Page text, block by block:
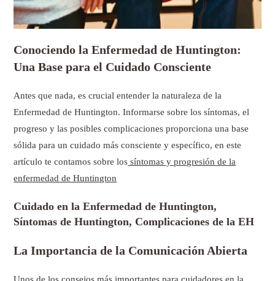
Conociendo la Enfermedad de Huntington:
Una Base para el Cuidado Consciente
Antes que nada, es crucial entender la naturaleza de la
Enfermedad de Huntington. Informarse sobre los síntomas, el
progreso y las posibles complicaciones proporciona una base
sólida para un cuidado más consciente y específico, en este
artículo te contamos sobre los síntomas y progresión de la
enfermedad de Huntington
Cuidado en la Enfermedad de Huntington,
Síntomas de Huntington, Complicaciones de la EH
La Importancia de la Comunicación Abierta
Unos de los consejos más importantes para cuidadores en la